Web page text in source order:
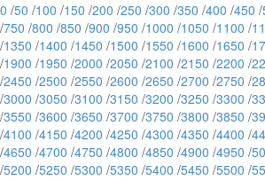
0 /50 /100 /150 /200 /250 /300 /350 /400 /450 /
/750 /800 /850 /900 /950 /1000 /1050 /1100 /
/1350 /1400 /1450 /1500 /1550 /1600 /1650 /
/1900 /1950 /2000 /2050 /2100 /2150 /2200 /
/2450 /2500 /2550 /2600 /2650 /2700 /2750 /
/3000 /3050 /3100 /3150 /3200 /3250 /3300 /
/3550 /3600 /3650 /3700 /3750 /3800 /3850 /
/4100 /4150 /4200 /4250 /4300 /4350 /4400 /
/4650 /4700 /4750 /4800 /4850 /4900 /4950 /
/5200 /5250 /5300 /5350 /5400 /5450 /5500 /